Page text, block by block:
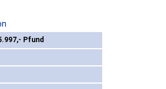
Pfund